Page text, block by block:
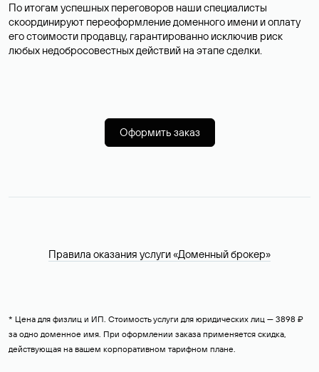
По итогам успешных переговоров наши специалисты
скоординируют переоформление доменного имени и оплату
его стоимости продавцу, гарантированно исключив риск
любых недобросовестных действий на этапе сделки.
Оформить заказ
Правила оказания услуги «Доменный брокер»
* Цена для физлиц и ИП. Стоимость услуги для юридических лиц — 3898 ₽
за одно доменное имя. При оформлении заказа применяется скидка,
действующая на вашем корпоративном тарифном плане.